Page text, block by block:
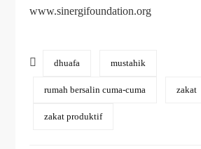
www.sinergifoundation.org
dhuafa mustahik
rumah bersalin cuma-cuma zakat
zakat produktif